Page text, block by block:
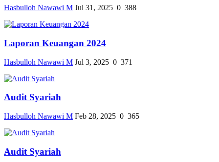
Hasbulloh Nawawi M Jul 31, 2025 0 388
Laporan Keuangan 2024
Hasbulloh Nawawi M Jul 3, 2025 0 371
Audit Syariah
Hasbulloh Nawawi M Feb 28, 2025 0 365
Audit Syariah